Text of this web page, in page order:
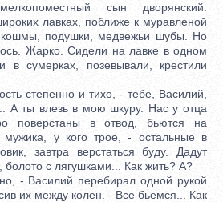
сын дворянский.
лавках, поближе к муравленой
подушки, медвежьи шубы. Но
Жарко. Сидели на лавке в одном
в сумерках, позевывали, крестили
степенно и тихо, - тебе, Василий,
А ты влезь в мою шкуру. Нас у отца
поверстаны в отвод, бьются на
мужика, у кого трое, - остальные в
завтра верстаться буду. Дадут
болото с лягушками... Как жить? А?
- Василий перебирал одной рукой
их между колен. - Все бьемся... Как